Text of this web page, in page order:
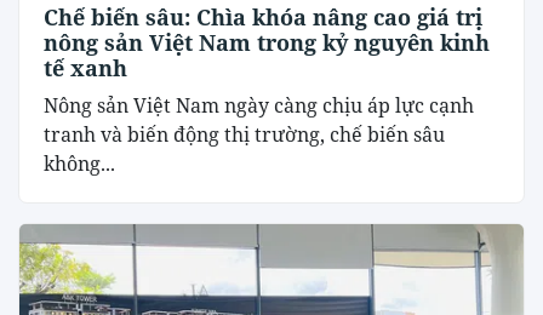
Chế biến sâu: Chìa khóa nâng cao giá trị
nông sản Việt Nam trong kỷ nguyên kinh
tế xanh
Nông sản Việt Nam ngày càng chịu áp lực cạnh
tranh và biến động thị trường, chế biến sâu
không...